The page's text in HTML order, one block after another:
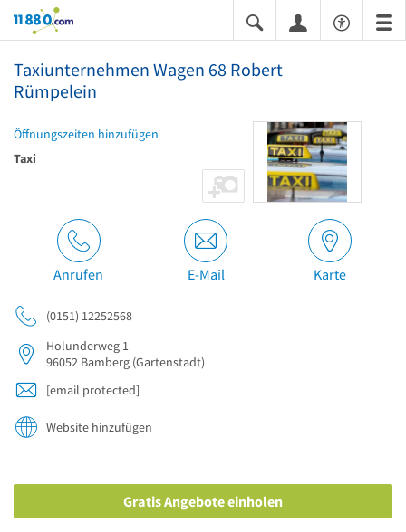
11880.com
Taxiunternehmen Wagen 68 Robert
Rümpelein
Öffnungszeiten hinzufügen
Taxi
Anrufen E-Mail Karte
(0151) 12252568
Holunderweg 1
96052 Bamberg (Gartenstadt)
[email protected]
Website hinzufügen
Gratis Angebote einholen